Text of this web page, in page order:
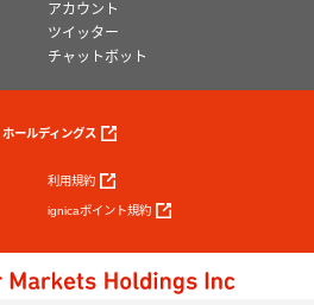
アカウント
ツイッター
チャットボット
ールディングス
利用規約
ignicaポイント規約